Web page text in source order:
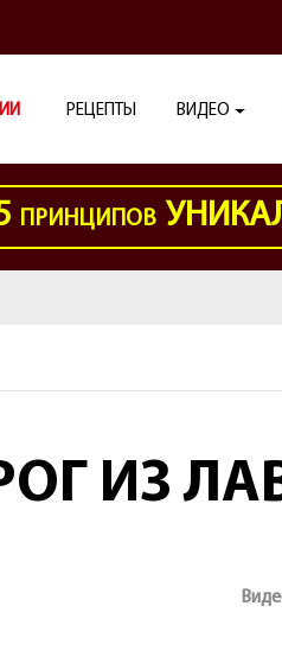
РЕЦЕПТЫ ВИДЕО
ПРИНЦИПОВ
ИЗ